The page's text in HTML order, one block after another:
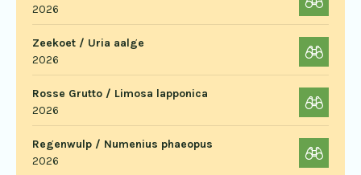
2026
Zeekoet / Uria aalge
2026
Rosse Grutto / Limosa lapponica
2026
Regenwulp / Numenius phaeopus
2026